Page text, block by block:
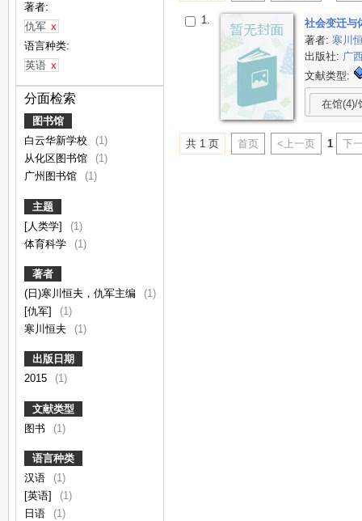
著者:
仇军 x
语言种类:
英语 x
分面检索
图书馆
白云华新学校
(1)
从化区图书馆
(1)
广州图书馆
(1)
主题
[人类学]
(1)
体育科学
(1)
著者
(日)寒川恒夫，仇军主编
(1)
[仇军]
(1)
寒川恒夫
(1)
出版日期
2015
(1)
文献类型
图书
(1)
语言种类
汉语
(1)
[英语]
(1)
日语
(1)
1.
社会变迁与
著者: 寒川
出版社: 广
文献类型:
在馆(4)/
共 1 页 首页 <上一页 1 下